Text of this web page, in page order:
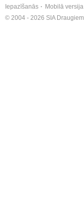
Iepazīšanās Mobilā versija
© 2004 - 2026 SIA Draugiem